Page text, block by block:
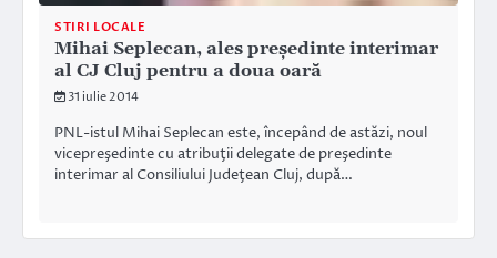
STIRI LOCALE
Mihai Seplecan, ales președinte interimar
al CJ Cluj pentru a doua oară
31 iulie 2014
PNL-istul Mihai Seplecan este, începând de astăzi, noul
vicepreşedinte cu atribuţii delegate de preşedinte
interimar al Consiliului Judeţean Cluj, după…